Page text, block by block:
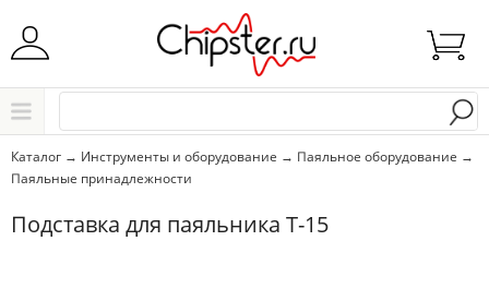
Начните водить название города..
Выбрать
Каталог → Инструменты и оборудование → Паяльное оборудование →
Паяльные принадлежности
Подставка для паяльника T-15